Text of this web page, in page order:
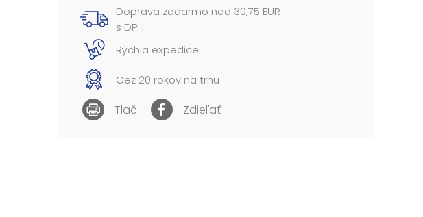
Doprava zadarmo nad 30,75 EUR
s DPH
Rýchla expedice
Cez 20 rokov na trhu
Tlač Zdieľať